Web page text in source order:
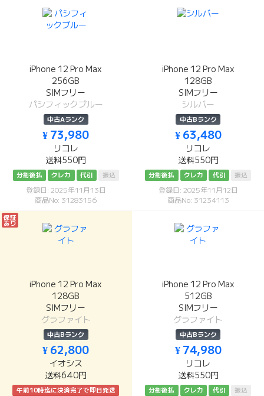
iPhone 12 Pro Max
256GB
SIMフリー
パシフィックブルー
中古Aランク
¥ 73,980
リコレ
送料550円
分割後払 クレカ 代引 振込
登録日: 2025年11月13日
商品No: 31283156
iPhone 12 Pro Max
128GB
SIMフリー
シルバー
中古Bランク
¥ 63,480
リコレ
送料550円
分割後払 クレカ 代引 振込
登録日: 2025年11月12日
商品No: 31234113
保証
あり
iPhone 12 Pro Max
128GB
SIMフリー
グラファイト
中古Bランク
¥ 62,800
イオシス
送料640円
午前10時迄に決済完了で即日発送
iPhone 12 Pro Max
512GB
SIMフリー
グラファイト
中古Bランク
¥ 74,980
リコレ
送料550円
分割後払 クレカ 代引 振込